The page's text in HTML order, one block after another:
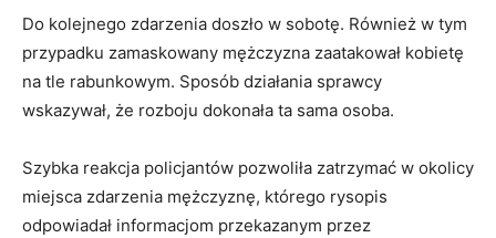
Do kolejnego zdarzenia doszło w sobotę. Również w tym
przypadku zamaskowany mężczyzna zaatakował kobietę
na tle rabunkowym. Sposób działania sprawcy
wskazywał, że rozboju dokonała ta sama osoba.
Szybka reakcja policjantów pozwoliła zatrzymać w okolicy
miejsca zdarzenia mężczyznę, którego rysopis
odpowiadał informacjom przekazanym przez